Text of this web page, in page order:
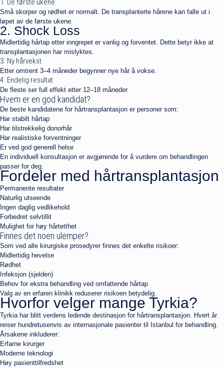
1. De første ukene
Små skorper og rødhet er normalt. De transplanterte hårene kan falle ut i
løpet av de første ukene.
2. Shock Loss
Midlertidig hårtap etter inngrepet er vanlig og forventet. Dette betyr ikke at
transplantasjonen har mislyktes.
3. Ny hårvekst
Etter omtrent 3–4 måneder begynner nye hår å vokse.
4. Endelig resultat
De fleste ser full effekt etter 12–18 måneder.
Hvem er en god kandidat?
De beste kandidatene for hårtransplantasjon er personer som:
Har stabilt hårtap
Har tilstrekkelig donorhår
Har realistiske forventninger
Er ved god generell helse
En individuell konsultasjon er avgjørende for å vurdere om behandlingen
passer for deg.
Fordeler med hårtransplantasjon
Permanente resultater
Naturlig utseende
Ingen daglig vedlikehold
Forbedret selvtillit
Mulighet for høy hårtetthet
Finnes det noen ulemper?
Som ved alle kirurgiske prosedyrer finnes det enkelte risikoer:
Midlertidig hevelse
Rødhet
Infeksjon (sjelden)
Behov for ekstra behandling ved omfattende hårtap
Valg av en erfaren klinikk reduserer risikoen betydelig.
Hvorfor velger mange Tyrkia?
Tyrkia har blitt verdens ledende destinasjon for hårtransplantasjon. Hvert år
reiser hundretusenvis av internasjonale pasienter til Istanbul for behandling.
Årsakene inkluderer:
Erfarne kirurger
Moderne teknologi
Høy pasienttilfredshet